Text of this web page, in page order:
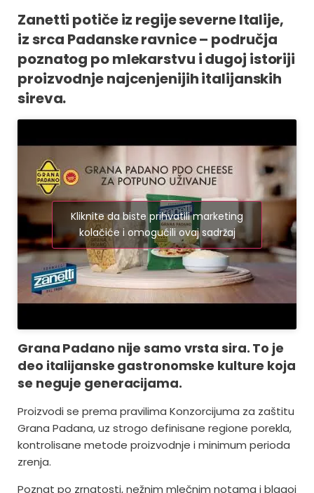
Zanetti potiče iz regije severne Italije,
iz srca Padanske ravnice – područja
poznatog po mlekarstvu i dugoj istoriji
proizvodnje najcenjenijih italijanskih
sireva.
Kliknite da biste prihvatili marketing
kolačiće i omogućili ovaj sadržaj
Grana Padano nije samo vrsta sira. To je
deo italijanske gastronomske kulture koja
se neguje generacijama.
Proizvodi se prema pravilima Konzorcijuma za zaštitu
Grana Padana, uz strogo definisane regione porekla,
kontrolisane metode proizvodnje i minimum perioda
zrenja.
Poznat po zrnatosti, nežnim mlečnim notama i blagoj